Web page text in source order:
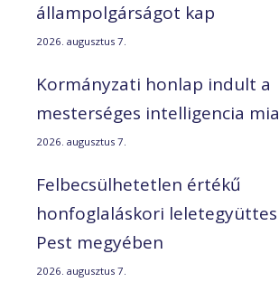
állampolgárságot kap
2026. augusztus 7.
Kormányzati honlap indult a
mesterséges intelligencia
2026. augusztus 7.
Felbecsülhetetlen értékű
honfoglaláskori
Pest megyében
2026. augusztus 7.